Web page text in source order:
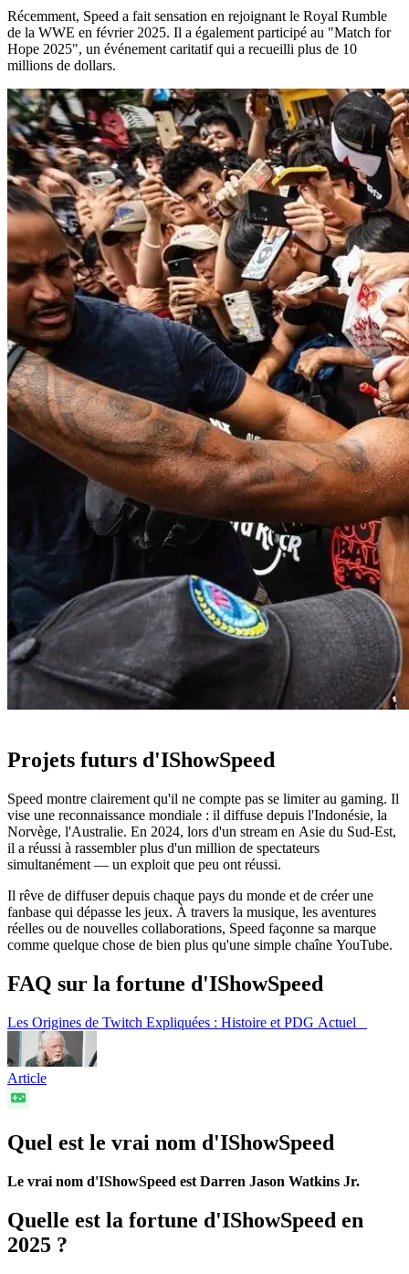
Récemment, Speed a fait sensation en rejoignant le Royal Rumble
de la WWE en février 2025. Il a également participé au "Match for
Hope 2025", un événement caritatif qui a recueilli plus de 10
millions de dollars.
Projets futurs d'IShowSpeed
Speed montre clairement qu'il ne compte pas se limiter au gaming. Il
vise une reconnaissance mondiale : il diffuse depuis l'Indonésie, la
Norvège, l'Australie. En 2024, lors d'un stream en Asie du Sud-Est,
il a réussi à rassembler plus d'un million de spectateurs
simultanément — un exploit que peu ont réussi.
Il rêve de diffuser depuis chaque pays du monde et de créer une
fanbase qui dépasse les jeux. À travers la musique, les aventures
réelles ou de nouvelles collaborations, Speed façonne sa marque
comme quelque chose de bien plus qu'une simple chaîne YouTube.
FAQ sur la fortune d'IShowSpeed
Les Origines de Twitch Expliquées : Histoire et PDG Actuel
Article
Quel est le vrai nom d'IShowSpeed
Le vrai nom d'IShowSpeed est Darren Jason Watkins Jr.
Quelle est la fortune d'IShowSpeed en
2025 ?